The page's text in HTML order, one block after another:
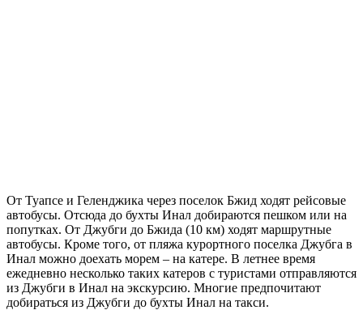
От Туапсе и Геленджика через поселок Бжид ходят рейсовые
автобусы. Отсюда до бухты Инал добираются пешком или на
попутках. От Джубги до Бжида (10 км) ходят маршрутные
автобусы. Кроме того, от пляжа курортного поселка Джубга в
Инал можно доехать морем – на катере. В летнее время
ежедневно несколько таких катеров с туристами отправляются
из Джубги в Инал на экскурсию. Многие предпочитают
добираться из Джубги до бухты Инал на такси.